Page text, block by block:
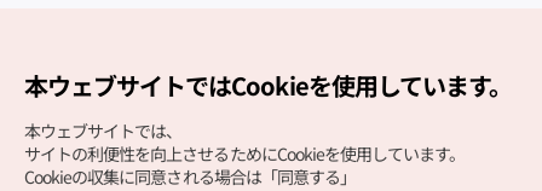
本ウェブサイトではCookieを使用しています。
本ウェブサイトでは、
サイトの利便性を向上させるためにCookieを使用しています。
Cookieの収集に同意される場合は「同意する」